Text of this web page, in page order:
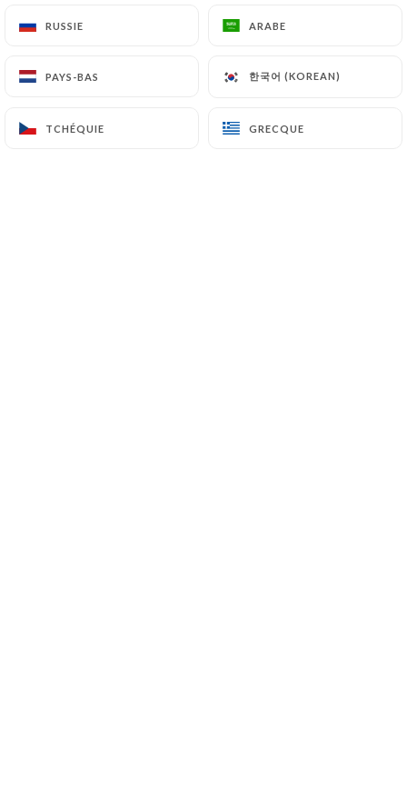
RUSSIE ARABE
PAYS-BAS 한국어 (KOREAN)
TCHÉQUIE GRECQUE
RUSSIE ARABE
PAYS-BAS 한국어 (KOREAN)
TCHÉQUIE GRECQUE